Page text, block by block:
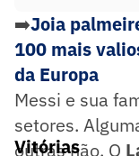
➡️Joia
100 mais
da Europa
Messi e sua
setores.
outras não. O
Vitórias